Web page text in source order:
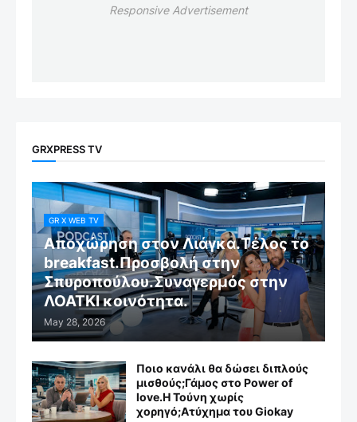
Responsive Advertisement
GRXPRESS TV
GR X WEB TV
Αποχώρηση στον Λιάγκα.Τέλος το
breakfast.Προσβολή στην
Σπυροπούλου.Συναγερμός στην
ΛΟΑΤΚΙ κοινότητα.
May 28, 2026
Ποιο κανάλι θα δώσει διπλούς
μισθούς;Γάμος στο Power of
love.Η Τούνη χωρίς
χορηγό;Aτύχημα του Giokay